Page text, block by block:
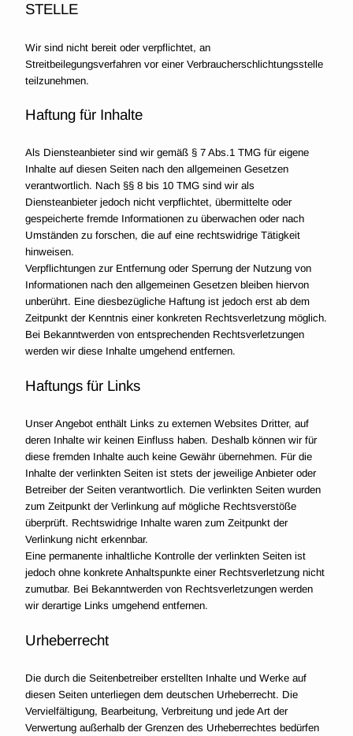
STELLE
Wir sind nicht bereit oder verpflichtet, an
Streitbeilegungsverfahren vor einer Verbraucherschlichtungsstelle
teilzunehmen.
Haftung für Inhalte
Als Diensteanbieter sind wir gemäß § 7 Abs.1 TMG für eigene
Inhalte auf diesen Seiten nach den allgemeinen Gesetzen
verantwortlich. Nach §§ 8 bis 10 TMG sind wir als
Diensteanbieter jedoch nicht verpflichtet, übermittelte oder
gespeicherte fremde Informationen zu überwachen oder nach
Umständen zu forschen, die auf eine rechtswidrige Tätigkeit
hinweisen.
Verpflichtungen zur Entfernung oder Sperrung der Nutzung von
Informationen nach den allgemeinen Gesetzen bleiben hiervon
unberührt. Eine diesbezügliche Haftung ist jedoch erst ab dem
Zeitpunkt der Kenntnis einer konkreten Rechtsverletzung möglich.
Bei Bekanntwerden von entsprechenden Rechtsverletzungen
werden wir diese Inhalte umgehend entfernen.
Haftungs für Links
Unser Angebot enthält Links zu externen Websites Dritter, auf
deren Inhalte wir keinen Einfluss haben. Deshalb können wir für
diese fremden Inhalte auch keine Gewähr übernehmen. Für die
Inhalte der verlinkten Seiten ist stets der jeweilige Anbieter oder
Betreiber der Seiten verantwortlich. Die verlinkten Seiten wurden
zum Zeitpunkt der Verlinkung auf mögliche Rechtsverstöße
überprüft. Rechtswidrige Inhalte waren zum Zeitpunkt der
Verlinkung nicht erkennbar.
Eine permanente inhaltliche Kontrolle der verlinkten Seiten ist
jedoch ohne konkrete Anhaltspunkte einer Rechtsverletzung nicht
zumutbar. Bei Bekanntwerden von Rechtsverletzungen werden
wir derartige Links umgehend entfernen.
Urheberrecht
Die durch die Seitenbetreiber erstellten Inhalte und Werke auf
diesen Seiten unterliegen dem deutschen Urheberrecht. Die
Vervielfältigung, Bearbeitung, Verbreitung und jede Art der
Verwertung außerhalb der Grenzen des Urheberrechtes bedürfen